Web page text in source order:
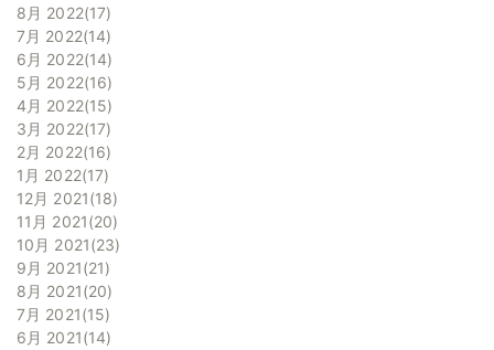
8月 2022 17
7月 2022 14
6月 2022 14
5月 2022 16
4月 2022 15
3月 2022 17
2月 2022 16
1月 2022 17
12月 2021 18
11月 2021 20
10月 2021 23
9月 2021 21
8月 2021 20
7月 2021 15
6月 2021 14